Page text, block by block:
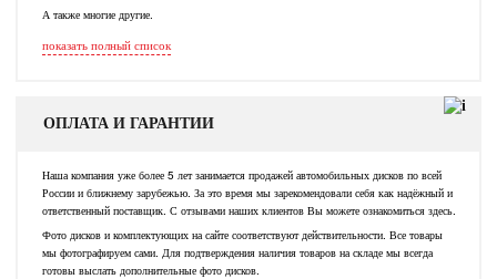
А также многие другие.
показать полный список
ОПЛАТА И ГАРАНТИИ
Наша компания уже более 5 лет занимается продажей автомобильных дисков по всей
России и ближнему зарубежью. За это время мы зарекомендовали себя как надёжный и
ответственный поставщик. С отзывами наших клиентов Вы можете ознакомиться здесь.
Фото дисков и комплектующих на сайте соответствуют действительности. Все товары
мы фотографируем сами. Для подтверждения наличия товаров на складе мы всегда
готовы выслать дополнительные фото дисков.